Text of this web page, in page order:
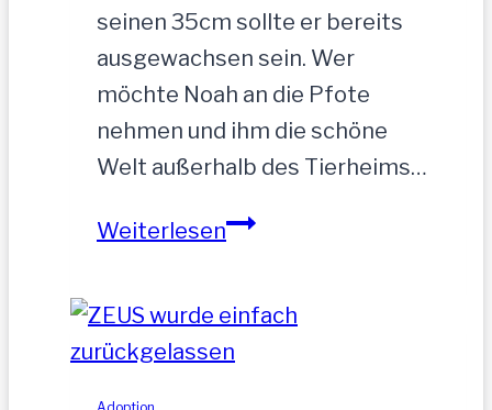
seinen 35cm sollte er bereits
ausgewachsen sein. Wer
möchte Noah an die Pfote
nehmen und ihm die schöne
Welt außerhalb des Tierheims…
WeiterlesenNOAH-
Rüde,
35